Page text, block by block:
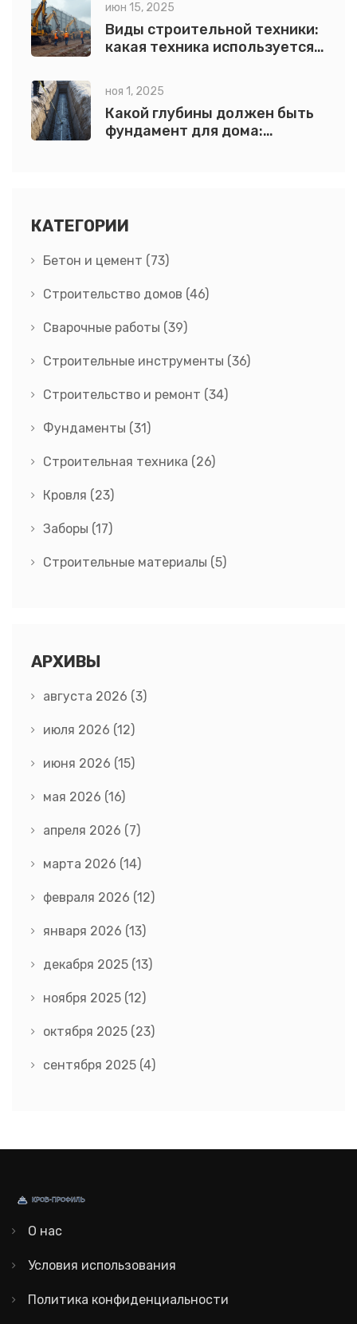
июн 15, 2025
Виды строительной техники:
какая техника используется
ноя 1, 2025
Какой глубины должен быть
фундамент для дома:
КАТЕГОРИИ
Бетон и цемент (73)
Строительство домов (46)
Сварочные работы (39)
Строительные инструменты (36)
Строительство и ремонт (34)
Фундаменты (31)
Строительная техника (26)
Кровля (23)
Заборы (17)
Строительные материалы (5)
АРХИВЫ
августа 2026 (3)
июля 2026 (12)
июня 2026 (15)
мая 2026 (16)
апреля 2026 (7)
марта 2026 (14)
февраля 2026 (12)
января 2026 (13)
декабря 2025 (13)
ноября 2025 (12)
октября 2025 (23)
сентября 2025 (4)
О нас
Условия использования
Политика конфиденциальности